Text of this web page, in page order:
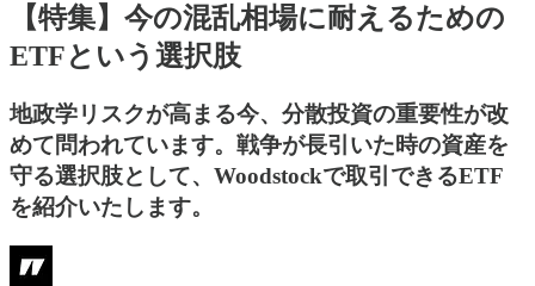
【特集】今の混乱相場に耐えるための
ETFという選択肢
地政学リスクが高まる今、分散投資の重要性が改
めて問われています。戦争が長引いた時の資産を
守る選択肢として、Woodstockで取引できるETF
を紹介いたします。